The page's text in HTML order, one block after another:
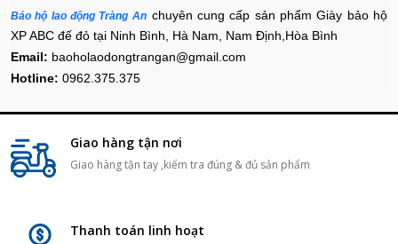
Bảo hộ lao động Tràng An chuyên cung cấp sản phẩmGiày bảo hộ
XP ABC đế đỏ tại Ninh Bình, Hà Nam, Nam Định,Hòa Bình
Email: baoholaodongtrangan@gmail.com
Hotline: 0962.375.375
Giao hàng tận nơi
Giao hàng tận tay ,kiểm tra đúng & đủ sản phẩm
Thanh toán linh hoạt